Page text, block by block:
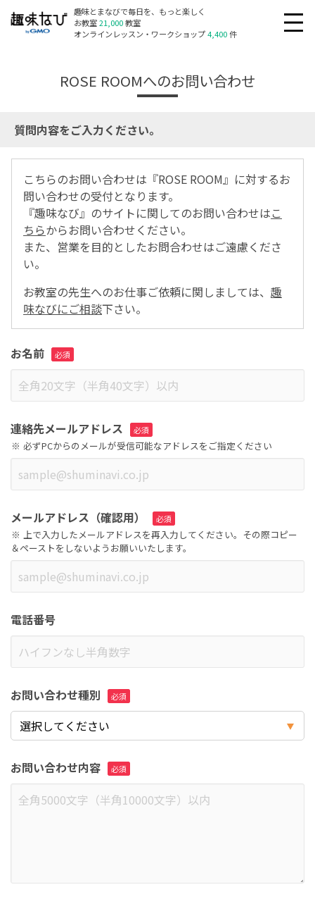
趣味とまなびで毎日を、もっと楽しく
お教室21,000教室
オンラインレッスン・ワークショップ4,400件
ROSE ROOMへのお問い合わせ
質問内容をご入力ください。
こちらのお問い合わせは『ROSE ROOM』に対するお
問い合わせの受付となります。
『趣味なび』のサイトに関してのお問い合わせはこ
ちらからお問い合わせください。
また、営業を目的としたお問合わせはご遠慮くださ
い。
お教室の先生へのお仕事ご依頼に関しましては、 趣
味なびにご相談下さい。
お名前
連絡先メールアドレス
必ずPCからのメールが受信可能なアドレスをご指定ください
メールアドレス（確認用）
上で入力したメールアドレスを再入力してください。その際コピー
＆ペーストをしないようお願いいたします。
電話番号
お問い合わせ種別
お問い合わせ内容